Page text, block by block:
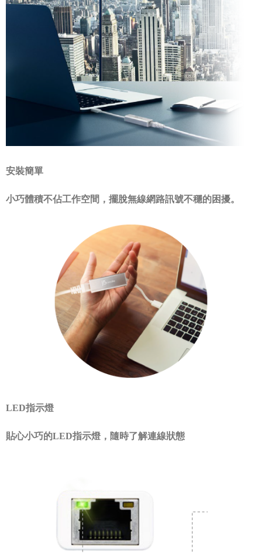
安裝簡單
小巧體積不佔工作空間，擺脫無線網路訊號不穩的困擾。
LED指示燈
貼心小巧的LED指示燈，隨時了解連線狀態